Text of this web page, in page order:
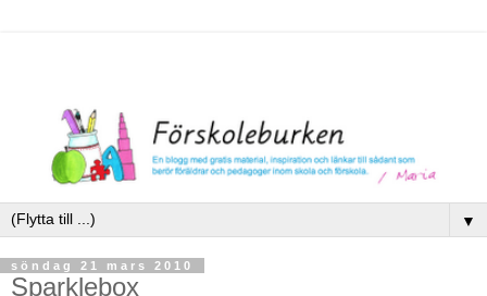
▼
söndag 21 mars 2010
Sparklebox